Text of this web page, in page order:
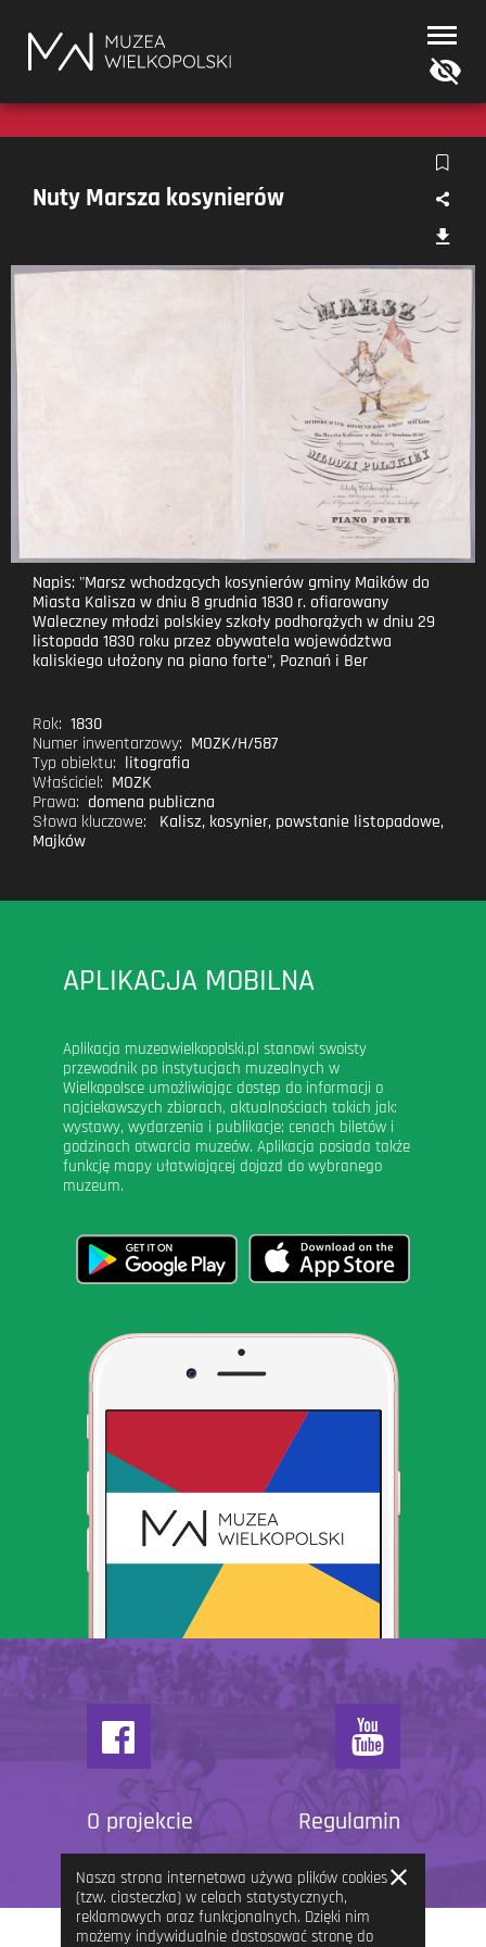
Muzea
Wielkopolski
Nuty Marsza kosynierów
Napis: "Marsz wchodzących kosynierów gminy Maików do
Miasta Kalisza w dniu 8 grudnia 1830 r. ofiarowany
Waleczney młodzi polskiey szkoły podhorążych w dniu 29
listopada 1830 roku przez obywatela województwa
kaliskiego ułożony na piano forte", Poznań i Ber
Rok: 1830
Numer inwentarzowy: MOZK/H/587
Typ obiektu: litografia
Właściciel: MOZK
Prawa: domena publiczna
Słowa kluczowe:
Kalisz, kosynier, powstanie listopadowe,
Majków
APLIKACJA MOBILNA
Aplikacja muzeawielkopolski.pl stanowi swoisty
przewodnik po instytucjach muzealnych w
Wielkopolsce umożliwiając dostęp do informacji o
najciekawszych zbiorach, aktualnościach takich jak:
wystawy, wydarzenia i publikacje; cenach biletów i
godzinach otwarcia muzeów. Aplikacja posiada także
funkcję mapy ułatwiającej dojazd do wybranego
muzeum.
O projekcie Regulamin
Nasza strona internetowa używa plików cookies
(tzw. ciasteczka) w celach statystycznych,
reklamowych oraz funkcjonalnych. Dzięki nim
możemy indywidualnie dostosować stronę do